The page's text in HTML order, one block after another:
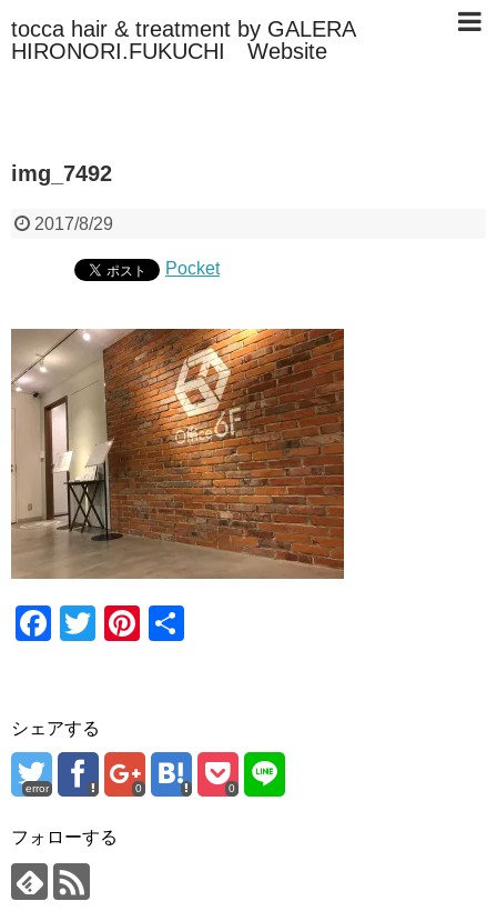
tocca hair & treatment by GALERA
HIRONORI.FUKUCHI Website
img_7492
2017/8/29
Pocket
F
e
b
o
o
k
T
er
Pi
st
シェアする
error 0 0
フォローする